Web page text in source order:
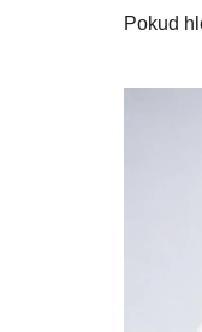
Pokud
V